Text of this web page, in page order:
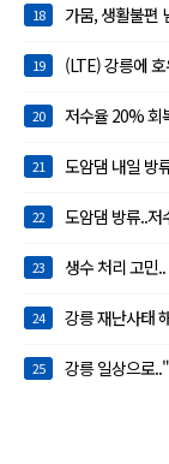
18 가뭄, 생활불편
19 (LTE) 강릉에
20 저수율 20% 회
21 도암댐 내일 방
22 도암댐 방류..저
23 생수 처리 고민
24 강릉 재난사태
25 강릉 일상으로